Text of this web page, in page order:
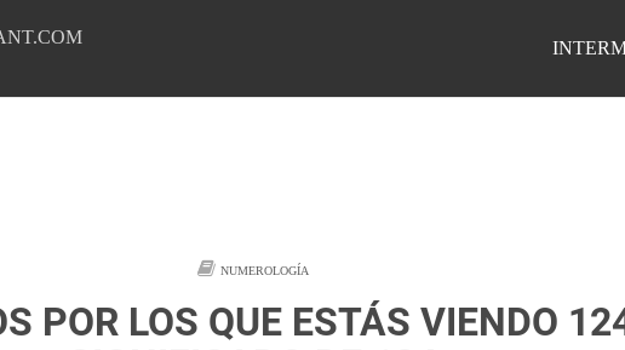
NUMEROLOGÍA
POR LOS QUE ESTÁS VIENDO